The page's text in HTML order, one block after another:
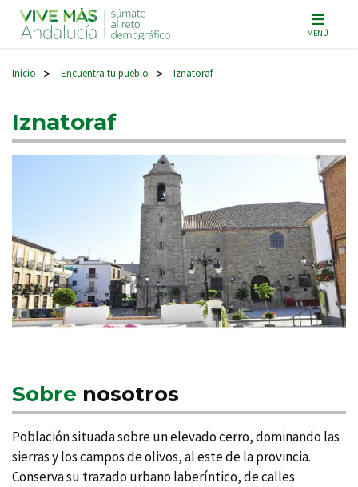
Navegación principal MENÚ
Inicio > Encuentra tu pueblo > Iznatoraf
Iznatoraf
Sobre nosotros
Población situada sobre un elevado cerro, dominando las
sierras y los campos de olivos, al este de la provincia.
Conserva su trazado urbano laberí­ntico, de calles